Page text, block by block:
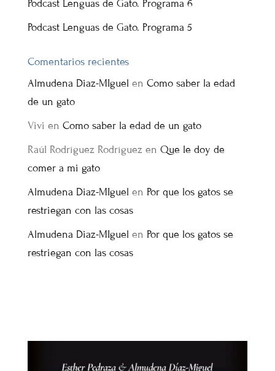
Podcast Lenguas de Gato. Programa 6
Podcast Lenguas de Gato. Programa 5
Comentarios recientes
Almudena Diaz-MIguel en Como saber la edad
de un gato
Vivi en Como saber la edad de un gato
Raúl Rodríguez Rodríguez en Que le doy de
comer a mi gato
Almudena Diaz-MIguel en Por que los gatos se
restriegan con las cosas
Almudena Diaz-MIguel en Por que los gatos se
restriegan con las cosas